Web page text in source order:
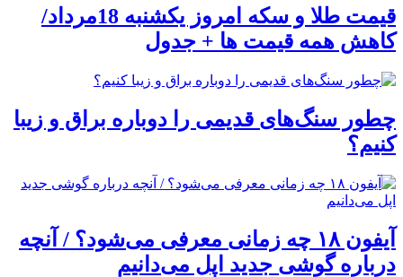
قیمت طلا و سکه امروز یکشنبه 18مرداد/
کاهش همه قیمت ها + جدول
چطور سنگ‌های قدیمی را دوباره براق و زیبا
کنیم؟
آیفون ۱۸ چه زمانی معرفی می‌شود؟ / آنچه
درباره گوشی جدید اپل می‌دانیم